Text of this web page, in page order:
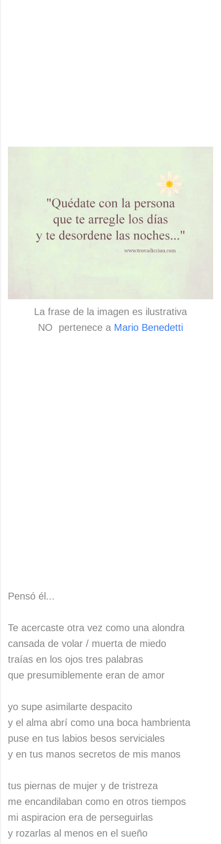
La frase de la imagen es ilustrativa
NO pertenece a Mario Benedetti
Pensó él...
Te acercaste otra vez como una alondra
cansada de volar / muerta de miedo
traías en los ojos tres palabras
que presumiblemente eran de amor
yo supe asimilarte despacito
y el alma abrí como una boca hambrienta
puse en tus labios besos serviciales
y en tus manos secretos de mis manos
tus piernas de mujer y de tristreza
me encandilaban como en otros tiempos
mi aspiracion era de perseguirlas
y rozarlas al menos en el sueño